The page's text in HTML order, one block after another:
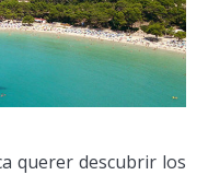
querer descubrir los